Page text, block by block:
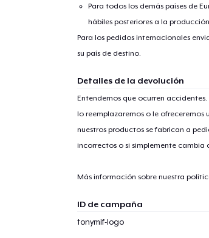
Para todos los demás países de
hábiles posteriores a la producción.
Para los pedidos internacionales
su país de destino.
Detalles de la devolución
Entendemos que ocurren
lo reemplazaremos o le ofreceremos
nuestros productos se fabrican a
incorrectos o si simplemente cambia
Más información sobre nuestra
ID de campaña
tonymif-logo